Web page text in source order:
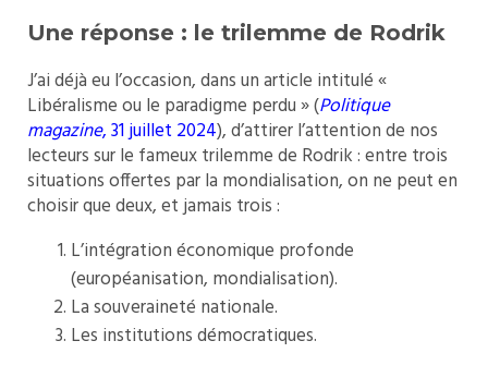
Une réponse : le trilemme de Rodrik
J’ai déjà eu l’occasion, dans un article intitulé «
Libéralisme ou le paradigme perdu » (Politique
magazine, 31 juillet 2024), d’attirer l’attention de nos
lecteurs sur le fameux trilemme de Rodrik : entre trois
situations offertes par la mondialisation, on ne peut en
choisir que deux, et jamais trois :
L’intégration économique profonde
(européanisation, mondialisation).
La souveraineté nationale.
Les institutions démocratiques.